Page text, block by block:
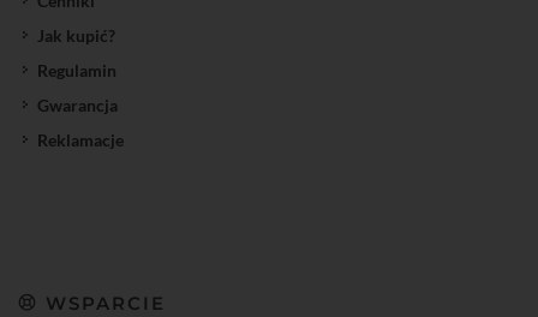
Jak kupić?
Regulamin
Gwarancja
Reklamacje
WSPARCIE